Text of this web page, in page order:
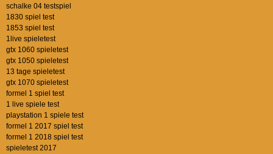
schalke 04 testspiel
1830 spiel test
1853 spiel test
1live spieletest
gtx 1060 spieletest
gtx 1050 spieletest
13 tage spieletest
gtx 1070 spieletest
formel 1 spiel test
1 live spiele test
playstation 1 spiele test
formel 1 2017 spiel test
formel 1 2018 spiel test
spieletest 2017